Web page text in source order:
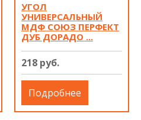
УГОЛ
УНИВЕРСАЛЬНЫЙ
МДФ СОЮЗ ПЕРФЕКТ
ДУБ ДОРАДО ...
218 руб.
Подробнее